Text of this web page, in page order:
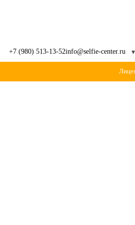
+7 (980) 513-13-52info@selfie-center.ru